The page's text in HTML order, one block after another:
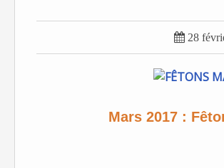
 28
Mars 2017 :